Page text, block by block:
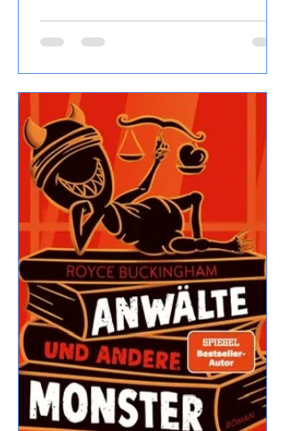
nächsten Tag entspannter zu machen,
dass die Kampftrinker des Ortes den
lautstark die Nacht zum Tage machen
hätten wir nicht direkt erwartet,
Entspannung geht irgendwie anders.
18.7.2026 Auf geht es Richtung Brenta
Dolomiten, dass wir trotz
Zwischenstopp noch 8 Stunden bis
zum Ziel brauchen war doch
überraschend… ...wir machen mal
wieder